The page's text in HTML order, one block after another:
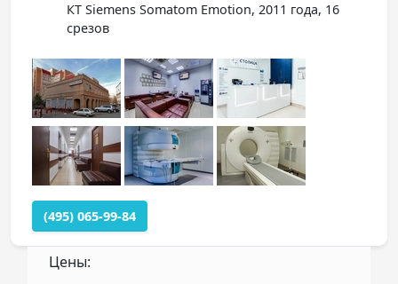
КТ Siemens Somatom Emotion, 2011 года, 16
срезов
(495) 065-99-84
Цены: